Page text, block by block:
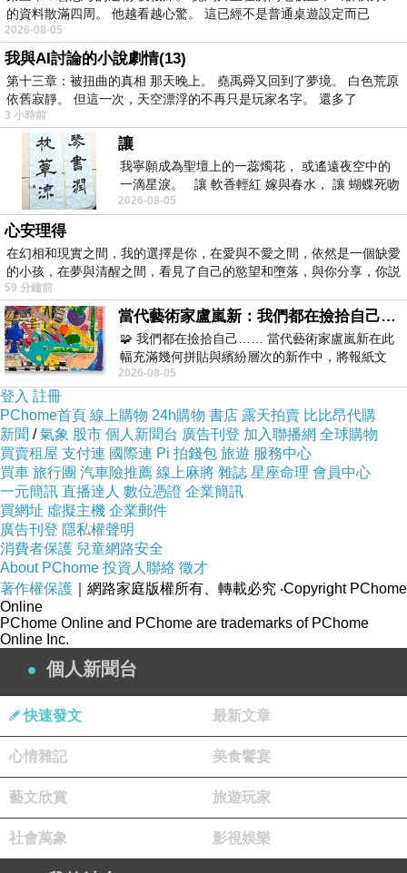
的資料散滿四周。 他越看越心驚。 這已經不是普通桌遊設定而已
2026-08-05
我與AI討論的小說劇情(13)
第十三章：被扭曲的真相 那天晚上。 堯禹舜又回到了夢境。 白色荒原
依舊寂靜。 但這一次，天空漂浮的不再只是玩家名字。 還多了
3 小時前
讓
我寧願成為聖壇上的一蕊燭花， 或遙遠夜空中的
一滴星淚。 讓 軟香輕紅 嫁與春水， 讓 蝴蝶死吻
夏日最後一瓣玫瑰， 讓
2026-08-05
心安理得
在幻相和現實之間，我的選擇是你，在愛與不愛之間，依然是一個缺愛
的小孩，在夢與清醒之間，看見了自己的慾望和墮落，與你分享，你説
59 分鐘前
當代藝術家盧嵐新：我們都在撿拾自己，將散落的情緒與碎片，拼回生命完整的輪廓
🧩 我們都在撿拾自己…… 當代藝術家盧嵐新在此
幅充滿幾何拼貼與繽紛層次的新作中，將報紙文
字、彩色剪紙與明亮顏料層層
2026-08-05
登入 註冊
PChome首頁 線上購物 24h購物 書店 露天拍賣 比比昂代購
新聞 /氣象 股市 個人新聞台 廣告刊登 加入聯播網 全球購物
買賣租屋 支付連 國際連 Pi 拍錢包 旅遊 服務中心
買車 旅行團 汽車險推薦 線上麻將 雜誌 星座命理 會員中心
一元簡訊 直播達人 數位憑證 企業簡訊
買網址 虛擬主機 企業郵件
廣告刊登 隱私權聲明
消費者保護 兒童網路安全
About PChome 投資人聯絡 徵才
著作權保護 ｜網路家庭版權所有、轉載必究 ‧Copyright PChome
Online
PChome Online and PChome are trademarks of PChome
Online Inc.
個人新聞台
快速發文 最新文章
心情雜記 美食饗宴
藝文欣賞 旅遊玩家
社會萬象 影視娛樂